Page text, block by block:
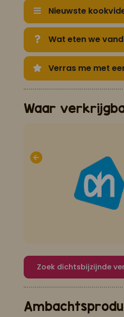
Nieuwste
Wat eten we
Verras me met
Waar
Zoek dichtsbijzijnde